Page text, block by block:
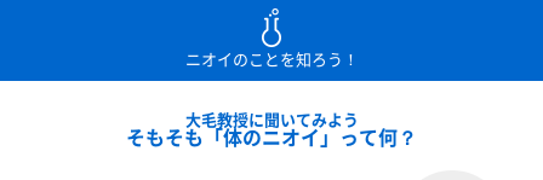
ニオイのことを知ろう！
大毛教授に聞いてみよう
そもそも「体のニオイ」って何？